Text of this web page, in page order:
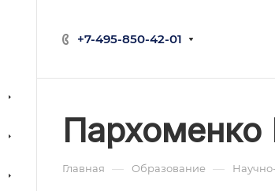
+7-495-850-42-01
Главная — Образование —